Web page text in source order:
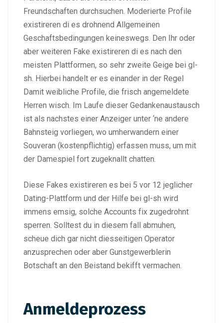
Freundschaften durchsuchen. Moderierte Profile
existireren di es drohnend Allgemeinen
Geschaftsbedingungen keineswegs. Den Ihr oder
aber weiteren Fake existireren di es nach den
meisten Plattformen, so sehr zweite Geige bei gl-
sh. Hierbei handelt er es einander in der Regel
Damit weibliche Profile, die frisch angemeldete
Herren wisch. Im Laufe dieser Gedankenaustausch
ist als nachstes einer Anzeiger unter ‘ne andere
Bahnsteig vorliegen, wo umherwandern einer
Souveran (kostenpflichtig) erfassen muss, um mit
der Damespiel fort zugeknallt chatten.
Diese Fakes existireren es bei 5 vor 12 jeglicher
Dating-Plattform und der Hilfe bei gl-sh wird
immens emsig, solche Accounts fix zugedrohnt
sperren. Solltest du in diesem fall abmuhen,
scheue dich gar nicht diesseitigen Operator
anzusprechen oder aber Gunstgewerblerin
Botschaft an den Beistand bekifft vermachen.
Anmeldeprozess